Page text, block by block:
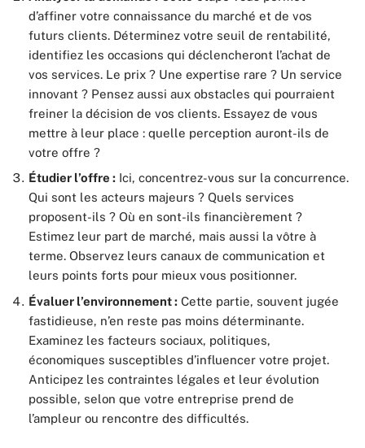
d’affiner votre connaissance du marché et de vos
futurs clients. Déterminez votre seuil de rentabilité,
identifiez les occasions qui déclencheront l’achat de
vos services. Le prix ? Une expertise rare ? Un service
innovant ? Pensez aussi aux obstacles qui pourraient
freiner la décision de vos clients. Essayez de vous
mettre à leur place : quelle perception auront-ils de
votre offre ?
Étudier l’offre : Ici, concentrez-vous sur la concurrence.
Qui sont les acteurs majeurs ? Quels services
proposent-ils ? Où en sont-ils financièrement ?
Estimez leur part de marché, mais aussi la vôtre à
terme. Observez leurs canaux de communication et
leurs points forts pour mieux vous positionner.
Évaluer l’environnement : Cette partie, souvent jugée
fastidieuse, n’en reste pas moins déterminante.
Examinez les facteurs sociaux, politiques,
économiques susceptibles d’influencer votre projet.
Anticipez les contraintes légales et leur évolution
possible, selon que votre entreprise prend de
l’ampleur ou rencontre des difficultés.